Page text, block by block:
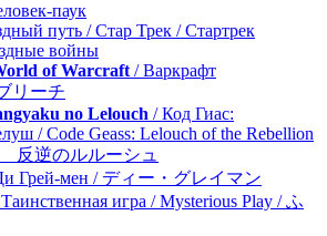
паук
путь / Стар Трек / Стартрек
войны
of Warcraft / Варкрафт
リーチ
no Lelouch / Код Гиас:
/ Code Geass: Lelouch of the Rebellion
反逆のルルーシュ
Грей-мен / ディー・グレイマン
игра / Mysterious Play / ふ